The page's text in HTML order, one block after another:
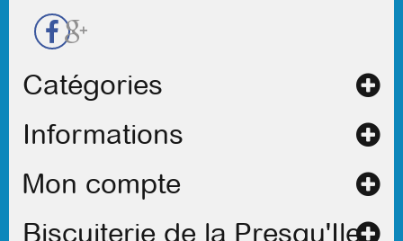
Catégories
Informations
Mon compte
Biscuiterie de la Presqu'Ile